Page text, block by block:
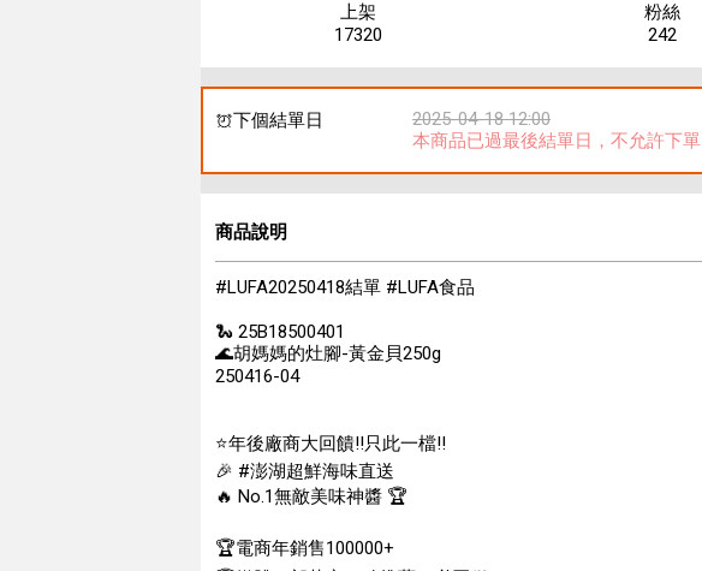
上架
17320
粉絲
242
下個結單日
2025-04-18 12:00
本商品已過最後結單日，不允許下單
商品說明
#LUFA20250418結單 #LUFA食品
🐍 25B18500401
🌊胡媽媽的灶腳-黃金貝250g
250416-04
⭐️年後廠商大回饋‼️只此一檔‼️
🎉 #澎湖超鮮海味直送
🔥 No.1無敵美味神醬 🏆
🏆電商年銷售100000+